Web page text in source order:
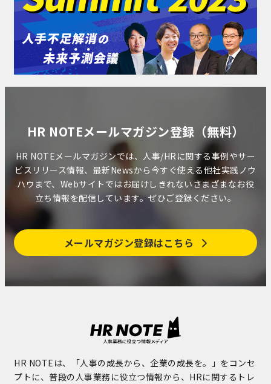
HR NOTEメールマガジン登録（無料）
HR NOTEメールマガジンでは、人事/HRに関する事例やサー
ビスリリース情報、最新Newsから今すぐ使える他社実践ノウ
ハウまで、Webサイトではお届けしきれないさまざまなお役
立ち情報を配信しています。ぜひご登録ください。
メールマガジン登録はこちら
HR NOTEは、「人事の成長から、企業の成長を。」をコンセ
プトに、普段の人事業務に役立つ情報から、HRに関するトレ